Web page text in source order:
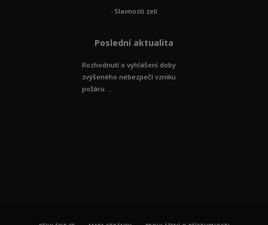
Slavnosti zelí
Poslední aktualita
Rozhodnutí o vyhlášení doby
zvýšeného nebezpečí vzniku
požáru ...